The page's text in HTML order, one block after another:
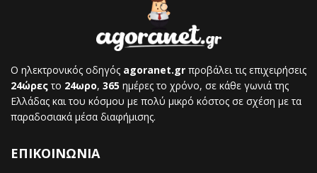
Ο ηλεκτρονικός οδηγός agoranet.gr προβάλει τις επιχειρήσεις
24ώρεςτο 24ωρο, 365 ημέρες το χρόνο, σε κάθε γωνιά της
Ελλάδας και του κόσμου με πολύ μικρό κόστος σε σχέση με τα
παραδοσιακά μέσα διαφήμισης.
ΕΠΙΚΟΙΝΩΝΙΑ